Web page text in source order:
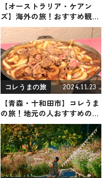
【オーストラリア・ケアン
ズ】海外の旅！おすすめ観光
スポットやグルメをリポート
2025年1月11日放送
コレうまの旅 2024.11.23
【青森・十和田市】コレうま
の旅！地元の人おすすめのご
当地名物グルメ3選 2024年11
月23日放送